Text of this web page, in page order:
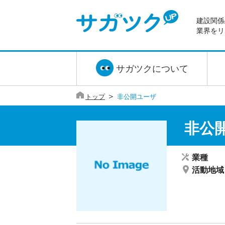
建設関
業界を
サガツクについて
トップ＞ 非公開ユーザ
非公
業種
活動地域